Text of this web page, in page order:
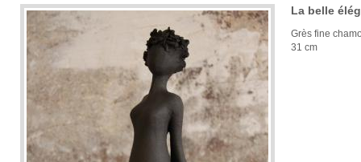
La belle
Grès fine
31 cm